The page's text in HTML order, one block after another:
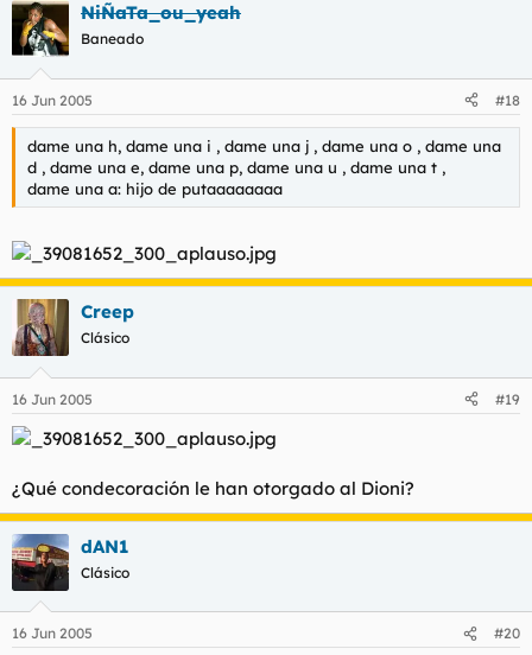
NiÑaTa_ou_yeah
Baneado
16 Jun 2005 #18
dame una h, dame una i , dame una j , dame una o , dame una
d , dame una e, dame una p, dame una u , dame una t ,
dame una a: hijo de putaaaaaaaa
Creep
Clásico
16 Jun 2005 #19
¿Qué condecoración le han otorgado al Dioni?
dAN1
Clásico
16 Jun 2005 #20